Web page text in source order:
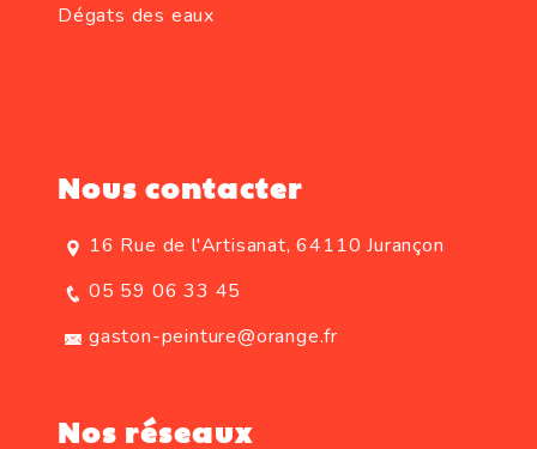
Dégats des eaux
Nous contacter
16 Rue de l'Artisanat, 64110 Jurançon
05 59 06 33 45
gaston-peinture@orange.fr
Nos réseaux